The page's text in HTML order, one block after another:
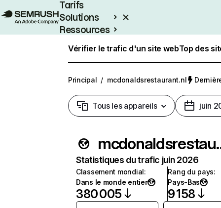
Tarifs
Solutions
Ressources
Vérifier le trafic d'un site webTop des
Principal / mcdonaldsrestaurant.nl
Tous les appareils juin
Statistiques du trafic juin 2026
Classement mondial:
Dans le monde entier
380 005
Rang du pays:
Pays-Bas
9 158